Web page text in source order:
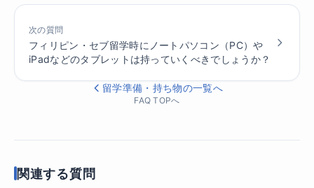
次の質問
フィリピン・セブ留学時にノートパソコン（PC）や
iPadなどのタブレットは持っていくべきでしょうか？
留学準備・持ち物の一覧へ
FAQ TOPへ
関連する質問